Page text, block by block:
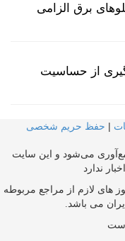
برق الزامی
از حساسیت
| حفظ حریم شخصی
می‌شود و این سایت
ندارد
های لازم از مراجع مربوطه
می باشد.